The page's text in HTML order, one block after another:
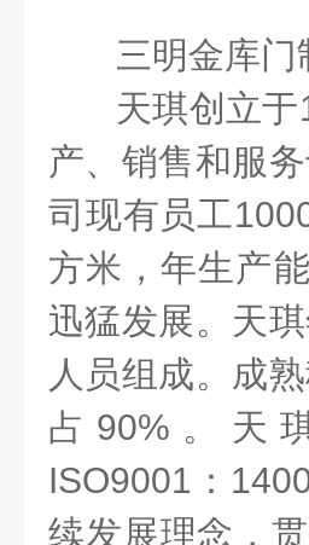
三明金库门
天琪创立于
产、销售和服
司现有员工
方米，年生产
迅猛发展。天
人员组成。成
占 90% 。天
ISO9001 ：
续发展理念，